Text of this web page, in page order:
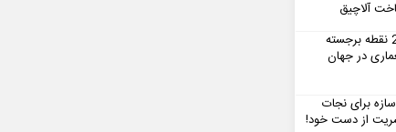
آلاچیق
20 نقطه برجسته
در جهان
سازه برای نجات
از دست خود!